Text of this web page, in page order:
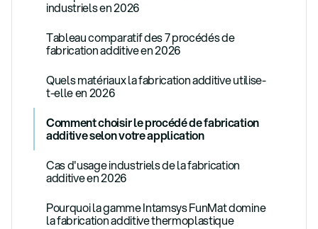
industriels en 2026
Tableau comparatif des 7 procédés de
fabrication additive en 2026
Quels matériaux la fabrication additive utilise-
t-elle en 2026
Comment choisir le procédé de fabrication
additive selon votre application
Cas d'usage industriels de la fabrication
additive en 2026
Pourquoi la gamme Intamsys FunMat domine
la fabrication additive thermoplastique